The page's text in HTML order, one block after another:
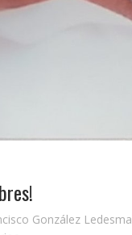
González Ledesma